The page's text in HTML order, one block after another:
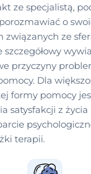
ze specjalistą,
o
związanych ze
szczegółowy
przyczyny
Dla
formy pomocy
satysfakcji z
terapii.